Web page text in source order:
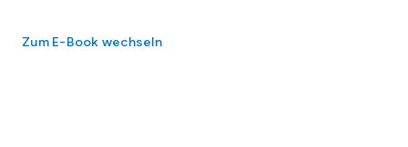
Zum E-Book wechseln